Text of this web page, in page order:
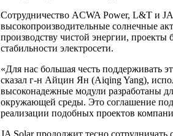
Сотрудничество ACWA Power, L&T и
высокопроизводительные солнечные
производству чистой энергии, проекты
стабильности электросети.
«Для нас большая честь поддерживать
сказал г-н Айцин Ян (Aiqing Yang),
высоконадежные модули разработаны
окружающей среды. Это соглашение
реализации подобных проектов
JA Solar продолжит тесно